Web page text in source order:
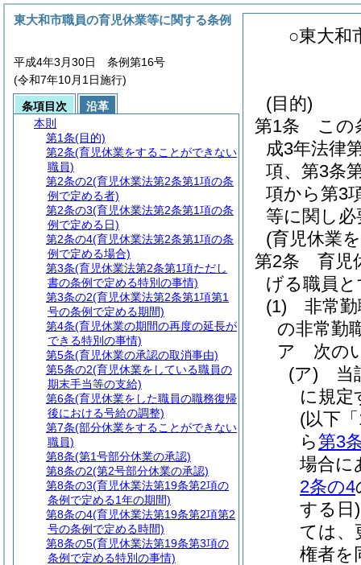
○東大和
(目的)
第1条
この
成3年法律
項、第3条
項から第3
等に関し
(育児休業
第2条
育児
げる職員
(1)
非常
の非常勤
ア
次の
(ア)
当
に規定
(以下
ら第3
場合に
2条の4
する日)
ては、
権者を
東大和市職員の育児休業等に関する条例
平成4年3月30日 条例第16号
(令和7年10月1日施行)
条項目次
沿革
本則
第1条(目的)
第2条(育児休業をすることができない
職員)
第2条の2(育児休業法第2条第1項の条
例で定める者)
第2条の3(育児休業法第2条第1項の条
例で定める日)
第2条の4(育児休業法第2条第1項の条
例で定める場合)
第3条(育児休業法第2条第1項ただし
書の条例で定める特別の事情)
第3条の2(育児休業法第2条第1項第1
号の条例で定める期間)
第4条(育児休業の期間の再度の延長が
できる特別の事情)
第5条(育児休業の承認の取消事由)
第5条の2(育児休業をしている職員の
期末手当等の支給)
第6条(育児休業をした職員の職務復帰
後における号給の調整)
第7条(部分休業をすることができない
職員)
第8条(第1号部分休業の承認)
第8条の2(第2号部分休業の承認)
第8条の3(育児休業法第19条第2項の
条例で定める1年の期間)
第8条の4(育児休業法第19条第2項第2
号の条例で定める時間)
第8条の5(育児休業法第19条第3項の
条例で定める特別の事情)